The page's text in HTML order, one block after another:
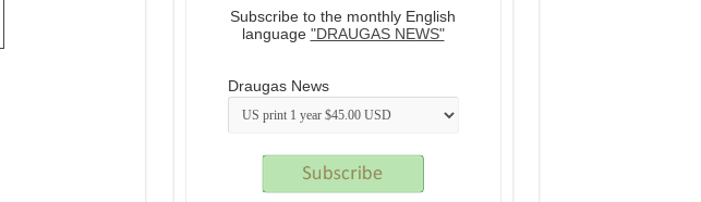
Subscribe to the monthly English
language "DRAUGAS NEWS"
Draugas News